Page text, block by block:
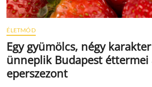
ÉLETMÓD
Egy gyümölcs, négy
ünneplik Budapest éttermei
eperszezont